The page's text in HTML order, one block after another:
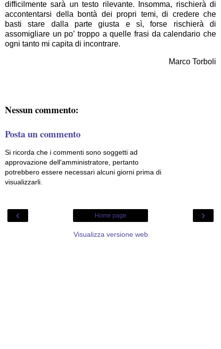
difficilmente sarà un testo rilevante. Insomma, rischierà di
accontentarsi della bontà dei propri temi, di credere che
basti stare dalla parte giusta e sì, forse rischierà di
assomigliare un po’ troppo a quelle frasi da calendario che
ogni tanto mi capita di incontrare.
Marco Torboli
Nessun commento:
Posta un commento
Si ricorda che i commenti sono soggetti ad
approvazione dell'amministratore, pertanto
potrebbero essere necessari alcuni giorni prima di
visualizzarli.
‹ ›
Home page
Visualizza versione web